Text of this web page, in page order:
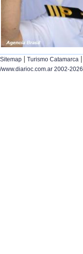
Sitemap | Turismo Catamarca |
/www.diarioc.com.ar 2002-2026